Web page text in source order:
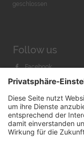
geschlossen
Follow us
Facebook
Instagram
Youtube